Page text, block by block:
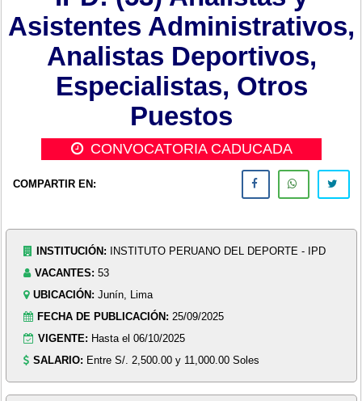
Asistentes Administrativos,
Analistas Deportivos,
Especialistas, Otros
Puestos
CONVOCATORIA CADUCADA
COMPARTIR EN:
INSTITUCIÓN: INSTITUTO PERUANO DEL DEPORTE - IPD
VACANTES: 53
UBICACIÓN: Junín, Lima
FECHA DE PUBLICACIÓN: 25/09/2025
VIGENTE: Hasta el 06/10/2025
SALARIO: Entre S/. 2,500.00 y 11,000.00 Soles